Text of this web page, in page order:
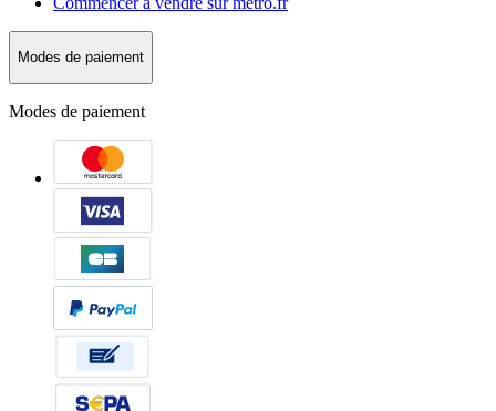
Modes de paiement
Modes de paiement